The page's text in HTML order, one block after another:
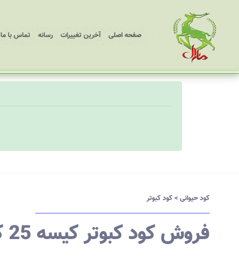
صفحه اصلی
(current) آخرین تغییرات رسانه تماس با ما
کود حیوانی>کود کبوتر
فروش کود کبوتر کیسه 25 کیلویی